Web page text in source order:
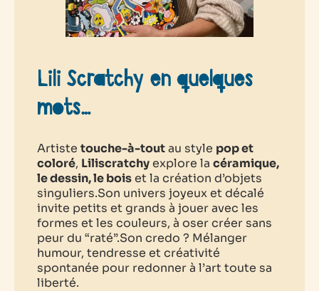
Lili Scratchy en quelques
mots…
Artiste touche-à-toutau style pop et
coloré, Liliscratchyexplore la céramique,
le dessin, le boiset la création d’objets
singuliers.Son univers joyeux et décalé
invite petits et grands à jouer avec les
formes et les couleurs, à oser créer sans
peur du “raté”.Son credo ? Mélanger
humour, tendresse et créativité
spontanée pour redonner à l’art toute sa
liberté.